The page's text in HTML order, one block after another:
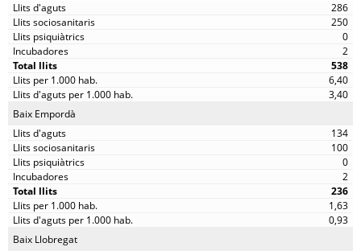
286
250
0
2
538
6,40
3,40
Baix Empordà
134
100
0
2
236
1,63
0,93
Baix Llobregat